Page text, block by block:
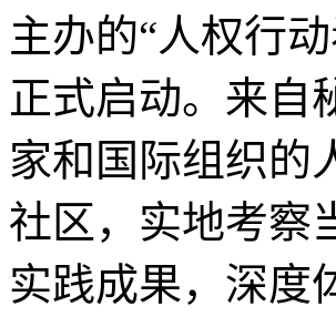
主办的“人权行
正式启动。来自
家和国际组织的
社区，实地考察
实践成果，深度